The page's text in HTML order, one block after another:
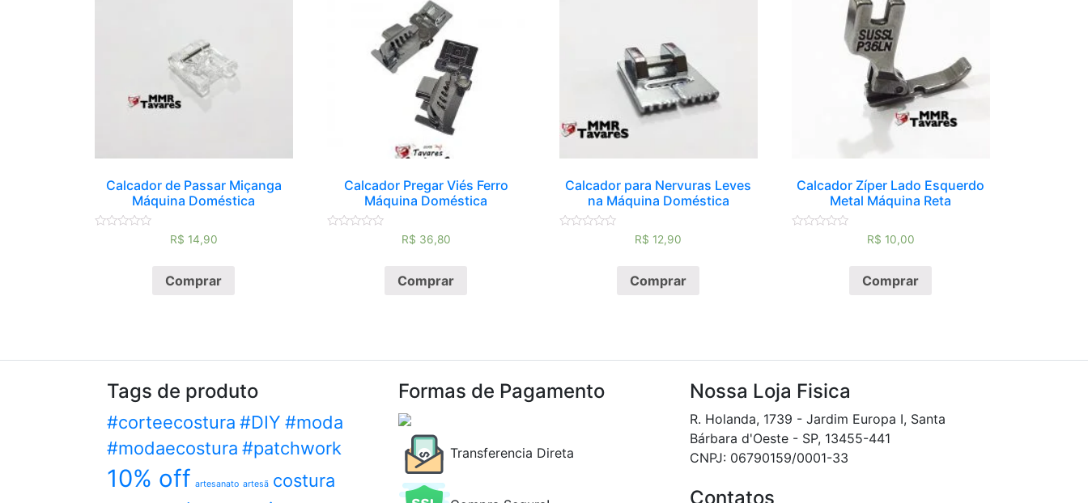
Calcador de Passar Miçanga
Máquina Doméstica
R$ 14,90
Comprar
Calcador Pregar Viés Ferro
Máquina Doméstica
R$ 36,80
Comprar
Calcador para Nervuras Leves
na Máquina Doméstica
R$ 12,90
Comprar
Calcador Zíper Lado Esquerdo
Metal Máquina Reta
R$ 10,00
Comprar
Tags de produto
#corteecostura #DIY #moda
#modaecostura #patchwork
10% off artesanato artesã costura
Formas de Pagamento
Transferencia Direta
Nossa Loja Fisica
R. Holanda, 1739 - Jardim Europa I, Santa
Bárbara d'Oeste - SP, 13455-441
CNPJ: 06790159/0001-33
Contatos